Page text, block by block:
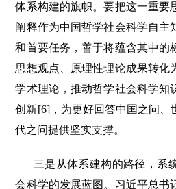
体系构建的旗帜。要把这一重要
阐释作为中国哲学社会科学自主
和首要任务，善于将蕴含其中的
思想观点、原理性理论成果转化
学术理论，推动哲学社会科学知
创新[6]，为更好回答中国之问、
代之问提供坚实支撑。
三是从体系建构的路径，系
会科学的发展蓝图。习近平总书